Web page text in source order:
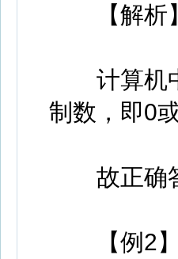
【解析】
计算机中
制数，即0
故正确答
【例2】